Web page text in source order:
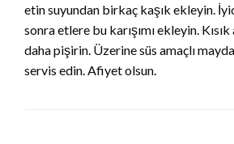
etin suyundan birkaç kaşık ekleyin.
sonra etlere bu karışımı ekleyin.
daha pişirin. Üzerine süs amaçlı
servis edin. Afiyet olsun.